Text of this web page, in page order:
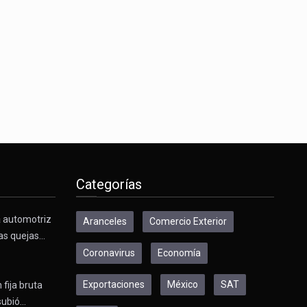
automotriz
quejas…
fija bruta
Categorías
Aranceles Comercio Exterior
Coronavirus Economía
Exportaciones México SAT